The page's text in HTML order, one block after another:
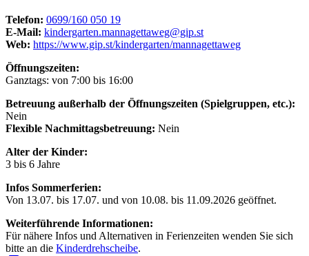
Telefon: 0699/160 050 19
E-Mail: kindergarten.mannagettaweg@gip.st
Web: https://www.gip.st/kindergarten/mannagettaweg
Öffnungszeiten:
Ganztags: von 7:00 bis 16:00
Betreuung außerhalb der Öffnungszeiten (Spielgruppen, etc.):
Nein
Flexible Nachmittagsbetreuung: Nein
Alter der Kinder:
3 bis 6 Jahre
Infos Sommerferien:
Von 13.07. bis 17.07. und von 10.08. bis 11.09.2026 geöffnet.
Weiterführende Informationen:
Für nähere Infos und Alternativen in Ferienzeiten wenden Sie sich
bitte an die Kinderdrehscheibe.